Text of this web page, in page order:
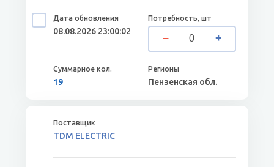
08.08.2026 23:00:02
19 Пензенская обл.
TDM ELECTRIC